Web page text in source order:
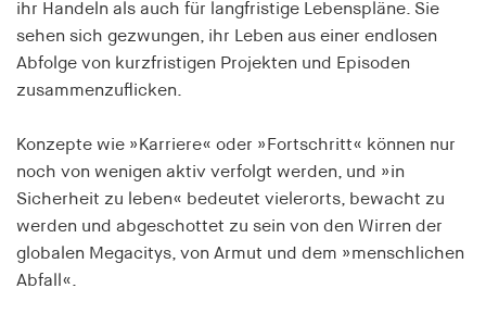
ihr Handeln als auch für langfristige Lebenspläne. Sie
sehen sich gezwungen, ihr Leben aus einer endlosen
Abfolge von kurzfristigen Projekten und Episoden
zusammenzuflicken.
Konzepte wie »Karriere« oder »Fortschritt« können nur
noch von wenigen aktiv verfolgt werden, und »in
Sicherheit zu leben« bedeutet vielerorts, bewacht zu
werden und abgeschottet zu sein von den Wirren der
globalen Megacitys, von Armut und dem »menschlichen
Abfall«.
fe_typo_user
Name:
fe_typo_user
hamburger-edition.de
Cookie Laufzeit: